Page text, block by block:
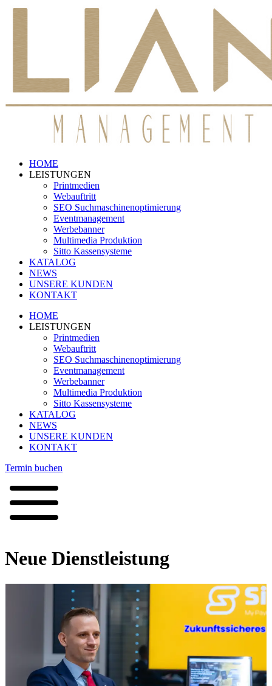
Skip
HOME
LEISTUNGEN
Printmedien
Webauftritt
SEO Suchmaschinenoptimierung
Eventmanagement
Werbebanner
Multimedia Produktion
Sitto Kassensysteme
KATALOG
NEWS
UNSERE KUNDEN
KONTAKT
HOME
LEISTUNGEN
Printmedien
Webauftritt
SEO Suchmaschinenoptimierung
Eventmanagement
Werbebanner
Multimedia Produktion
Sitto Kassensysteme
KATALOG
NEWS
UNSERE KUNDEN
KONTAKT
Termin buchen
Neue Dienstleistung